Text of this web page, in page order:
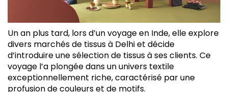
Un an plus tard, lors d’un voyage en Inde, elle explore
divers marchés de tissus à Delhi et décide
d’introduire une sélection de tissus à ses clients. Ce
voyage l’a plongée dans un univers textile
exceptionnellement riche, caractérisé par une
profusion de couleurs et de motifs.